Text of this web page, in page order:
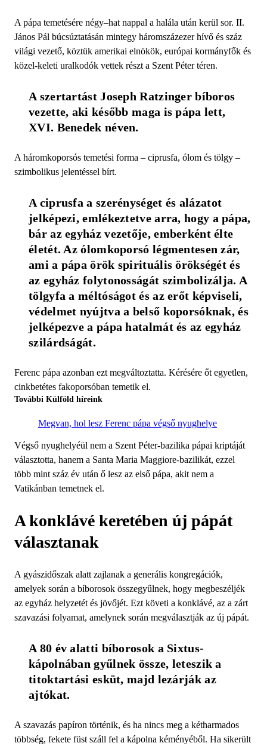
A pápa temetésére négy–hat nappal a halála után kerül sor. II.
János Pál búcsúztatásán mintegy háromszázezer hívő és száz
világi vezető, köztük amerikai elnökök, európai kormányfők és
közel-keleti uralkodók vettek részt a Szent Péter téren.
A szertartást Joseph Ratzinger bíboros
vezette, aki később maga is pápa lett,
XVI. Benedek néven.
A háromkoporsós temetési forma – ciprusfa, ólom és tölgy –
szimbolikus jelentéssel bírt.
A ciprusfa a szerénységet és alázatot
jelképezi, emlékeztetve arra, hogy a pápa,
bár az egyház vezetője, emberként élte
életét. Az ólomkoporsó légmentesen zár,
ami a pápa örök spirituális örökségét és
az egyház folytonosságát szimbolizálja.​ A
tölgyfa a méltóságot és az erőt képviseli,
védelmet nyújtva a belső koporsóknak, és
jelképezve a pápa hatalmát és az egyház
szilárdságát.
Ferenc pápa azonban ezt megváltoztatta. Kérésére őt egyetlen,
cinkbetétes fakoporsóban temetik el.
További Külföld híreink
Megvan, hol lesz Ferenc pápa végső nyughelye
Végső nyughelyéül nem a Szent Péter-bazilika pápai kriptáját
választotta, hanem a Santa Maria Maggiore-bazilikát, ezzel
több mint száz év után ő lesz az első pápa, akit nem a
Vatikánban temetnek el.
A konklávé keretében új pápát
választanak
A gyászidőszak alatt zajlanak a generális kongregációk,
amelyek során a bíborosok összegyűlnek, hogy megbeszéljék
az egyház helyzetét és jövőjét. Ezt követi a konklávé, az a zárt
szavazási folyamat, amelynek során megválasztják az új pápát.
A 80 év alatti bíborosok a Sixtus-
kápolnában gyűlnek össze, leteszik a
titoktartási esküt, majd lezárják az
ajtókat.
A szavazás papíron történik, és ha nincs meg a kétharmados
többség, fekete füst száll fel a kápolna kéményéből. Ha sikerült